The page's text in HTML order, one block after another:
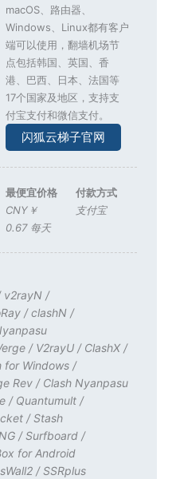
macOS、路由器、
Windows、Linux都有客户
端可以使用，翻墙机场节
点包括韩国、英国、香
港、巴西、日本、法国等
17个国家及地区，支持支
付宝支付和微信支付。
闪狐云梯子官网
最便宜价格
CNY￥
0.67 每天
付款方式
支付宝
v2rayN/
/clashN/
/ V2rayU/ ClashX/
for Windows/
Rev/ Clash Nyanpasu
/ Quantumult/
/Stash
/Surfboard/
for Android
/SSRplus